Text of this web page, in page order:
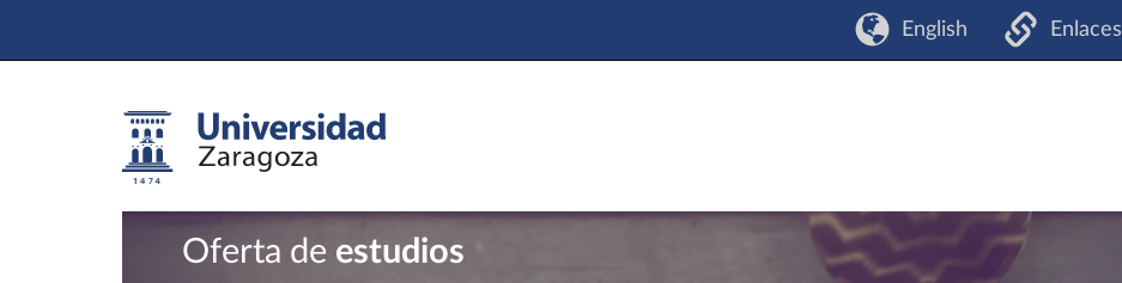
English Enlaces
Oferta de estudios